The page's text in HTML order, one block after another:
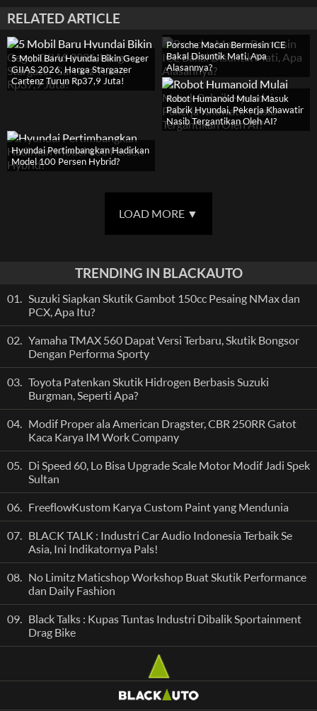
RELATED ARTICLE
5 Mobil Baru Hyundai Bikin Geger
GIIAS 2026, Harga Stargazer
Cartenz Turun Rp37,9 Juta!
Porsche Macan Bermesin ICE
Bakal Disuntik Mati, Apa
Alasannya?
Robot Humanoid Mulai Masuk
Pabrik Hyundai, Pekerja Khawatir
Nasib Tergantikan Oleh AI?
Hyundai Pertimbangkan Hadirkan
Model 100 Persen Hybrid?
LOAD MORE ▼
TRENDING IN BLACKAUTO
01. Suzuki Siapkan Skutik Gambot 150cc Pesaing NMax dan
PCX, Apa Itu?
02. Yamaha TMAX 560 Dapat Versi Terbaru, Skutik Bongsor
Dengan Performa Sporty
03. Toyota Patenkan Skutik Hidrogen Berbasis Suzuki
Burgman, Seperti Apa?
04. Modif Proper ala American Dragster, CBR 250RR Gatot
Kaca Karya IM Work Company
05. Di Speed 60, Lo Bisa Upgrade Scale Motor Modif Jadi Spek
Sultan
06. FreeflowKustom Karya Custom Paint yang Mendunia
07. BLACK TALK : Industri Car Audio Indonesia Terbaik Se
Asia, Ini Indikatornya Pals!
08. No Limitz Maticshop Workshop Buat Skutik Performance
dan Daily Fashion
09. Black Talks : Kupas Tuntas Industri Dibalik Sportainment
Drag Bike